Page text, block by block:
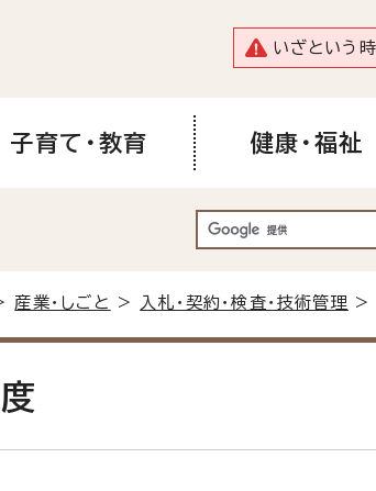
いざという
子育て・教育 健康・福祉
産業・しごと > 入札・契約・検査・技術管理 >